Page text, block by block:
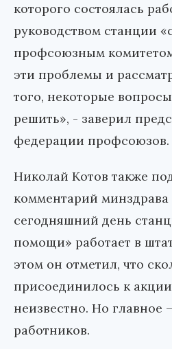
которого состоялась
руководством станции
профсоюзным
эти проблемы и
того, некоторые
решить», - заверил
федерации профсоюзов.
Николай Котов также
комментарий минздрава
сегодняшний день
помощи» работает в
этом он отметил, что
присоединилось к
неизвестно. Но главное
работников.